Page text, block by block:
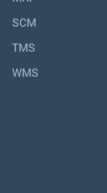
SCM
TMS
WMS